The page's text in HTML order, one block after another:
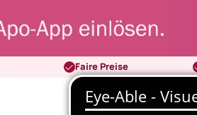
Faire Preise